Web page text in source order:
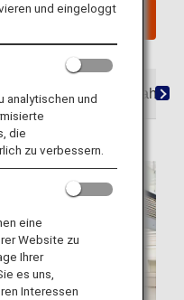
ansehen
Sitzplätze
und eingeloggt
analytischen und
die
zu verbessern.
eine
Website zu
Ihrer
es uns,
Interessen